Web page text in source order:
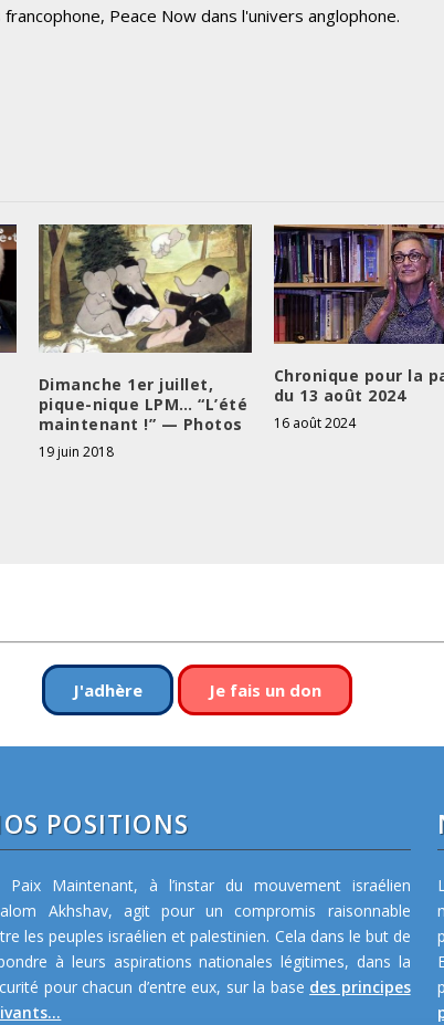
Peace Now dans l'univers anglophone.
Dimanche 1er juillet,
pique-nique LPM… “L’été
maintenant !” — Photos
19 juin 2018
Chronique pour la
du 13 août 2024
16 août 2024
J'adhère Je fais un don
POSITIONS
Paix Maintenant, à l’instar du mouvement israélien
Akhshav, agit pour un compromis raisonnable
les peuples israélien et palestinien. Cela dans le but de
à leurs aspirations nationales légitimes, dans la
pour chacun d’entre eux, sur la base des principes